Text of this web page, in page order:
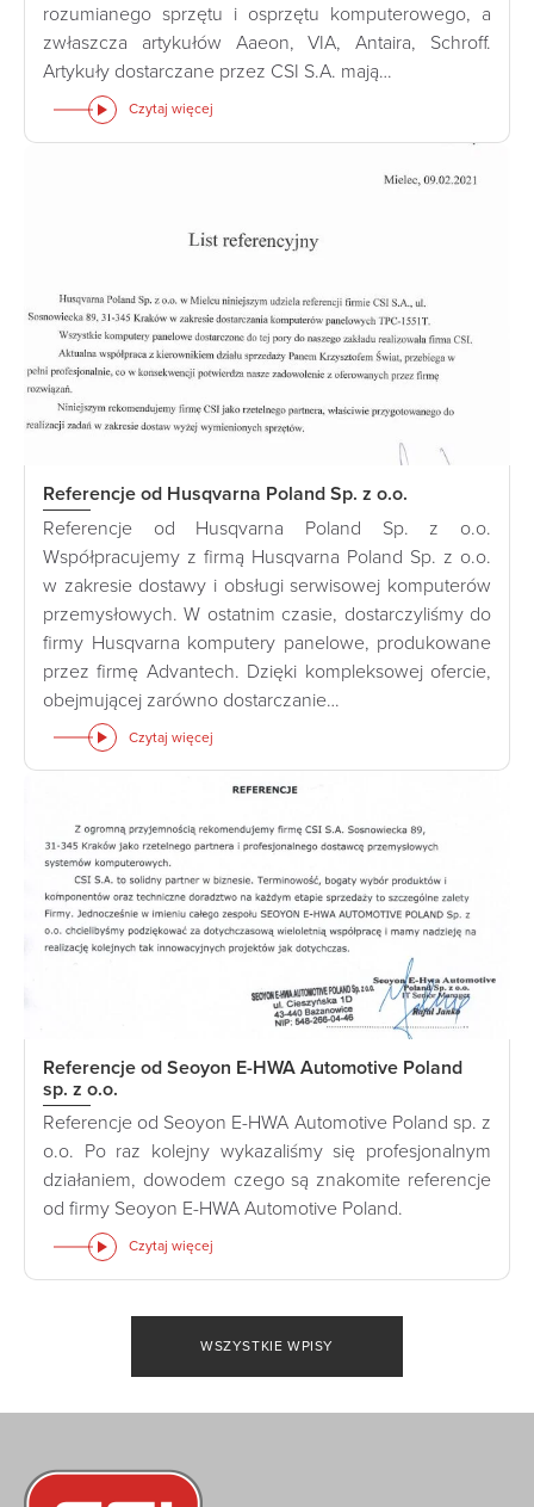
rozumianego sprzętu i osprzętu komputerowego, a
zwłaszcza artykułów Aaeon, VIA, Antaira, Schroff.
Artykuły dostarczane przez CSI S.A. mają…
Czytaj więcej
Referencje od Husqvarna Poland Sp. z o.o.
Referencje od Husqvarna Poland Sp. z o.o.
Współpracujemy z firmą Husqvarna Poland Sp. z o.o.
w zakresie dostawy i obsługi serwisowej komputerów
przemysłowych. W ostatnim czasie, dostarczyliśmy do
firmy Husqvarna komputery panelowe, produkowane
przez firmę Advantech. Dzięki kompleksowej ofercie,
obejmującej zarówno dostarczanie…
Czytaj więcej
Referencje od Seoyon E-HWA Automotive Poland
sp. z o.o.
Referencje od Seoyon E-HWA Automotive Poland sp. z
o.o. Po raz kolejny wykazaliśmy się profesjonalnym
działaniem, dowodem czego są znakomite referencje
od firmy Seoyon E-HWA Automotive Poland.
Czytaj więcej
WSZYSTKIE WPISY